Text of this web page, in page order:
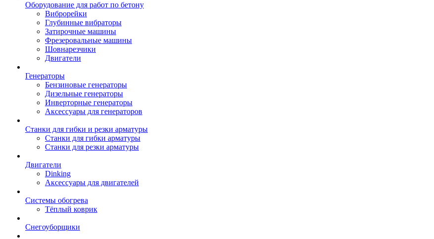
Оборудование для работ по бетону
Виброрейки
Глубинные вибраторы
Затирочные машины
Фрезеровальные машины
Шовнарезчики
Двигатели
Генераторы
Бензиновые генераторы
Дизельные генераторы
Инверторные генераторы
Аксессуары для генераторов
Станки для гибки и резки арматуры
Станки для гибки арматуры
Станки для резки арматуры
Двигатели
Dinking
Аксессуары для двигателей
Системы обогрева
Тёплый коврик
Снегоуборщики